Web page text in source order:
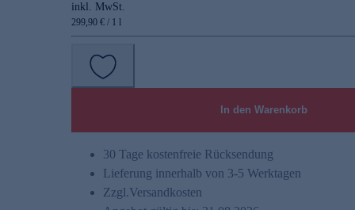
inkl. MwSt.
299,90 € / 1 l
In den Warenkorb
30 Tage kostenfreie Rücksendung
Lieferung innerhalb von 3-5 Werktagen
Zzgl.Versandkosten